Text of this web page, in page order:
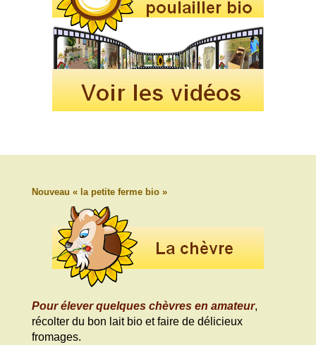
Nouveau « la petite ferme bio »
Pour élever quelques chèvres en amateur,
récolter du bon lait bio et faire de délicieux
fromages.